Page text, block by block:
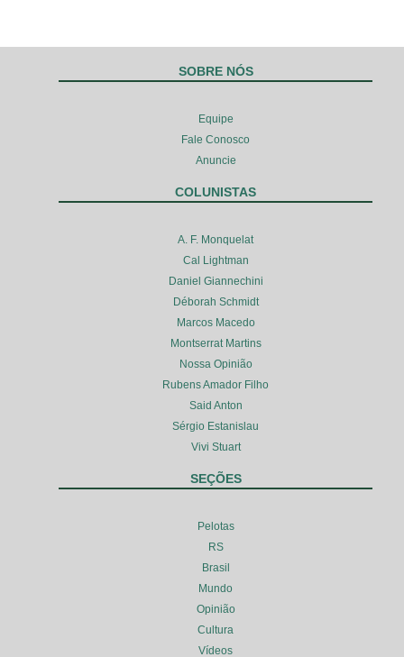
SOBRE NÓS
Equipe
Fale Conosco
Anuncie
COLUNISTAS
A. F. Monquelat
Cal Lightman
Daniel Giannechini
Déborah Schmidt
Marcos Macedo
Montserrat Martins
Nossa Opinião
Rubens Amador Filho
Said Anton
Sérgio Estanislau
Vivi Stuart
SEÇÕES
Pelotas
RS
Brasil
Mundo
Opinião
Cultura
Vídeos